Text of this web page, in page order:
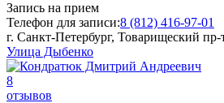
Запись на прием
Телефон для записи:8 (812) 416-97-01
г. Санкт-Петербург, Товарищеский пр-
Улица Дыбенко
8
отзывов